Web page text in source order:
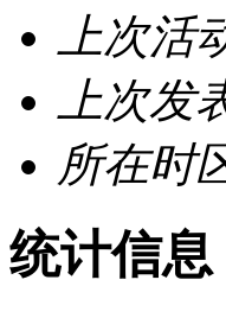
上次活
上次发
所在时
统计信息